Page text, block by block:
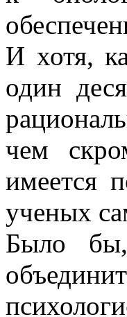
И хотя,
один
чем
имеется
ученых
Было